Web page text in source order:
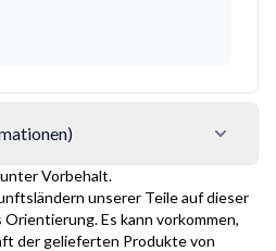
Vorbehalt.
unserer Teile auf dieser
Es kann vorkommen,
der gelieferten Produkte von